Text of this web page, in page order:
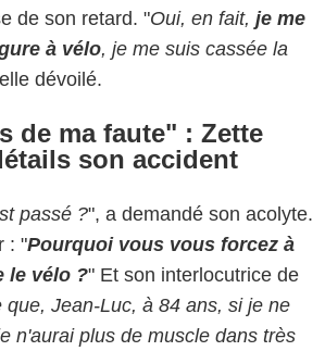
de son retard. "Oui, en fait, je me
à vélo, je me suis cassée la
dévoilé.
de ma faute" : Zette
son accident
passé ?", a demandé son acolyte.
: "Pourquoi vous vous forcez à
le vélo ?" Et son interlocutrice de
que, Jean-Luc, à 84 ans, si je ne
n'aurai plus de muscle dans très